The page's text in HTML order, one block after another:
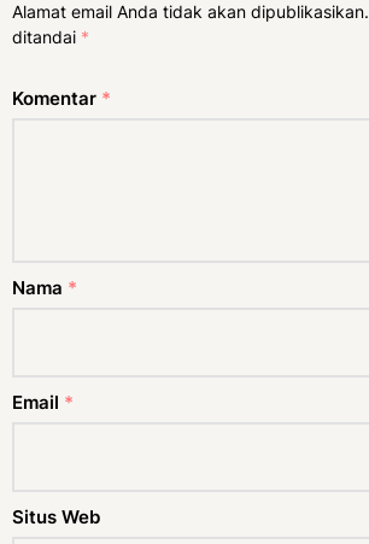
Alamat email Anda tidak akan dipublikasikan.
ditandai *
Komentar *
Nama *
Email *
Situs Web